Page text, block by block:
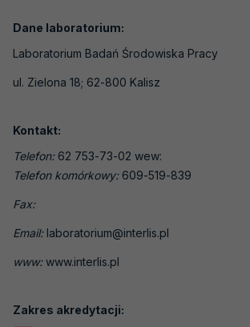
Jednostki certyfikujące wyroby,
usługi
Jednostki inspekcyjne
Laboratoria - badania pH gleby
Akredytacje nieaktywne
Akredytacja krok po kroku
Dane laboratorium:
Laboratorium Badań Środowiska Pracy
ul. Zielona 18; 62-800 Kalisz
Kontakt:
Telefon:62 753-73-02 wew:
Telefon komórkowy:609-519-839
Fax:
Email:laboratorium@interlis.pl
www:www.interlis.pl
Zakres akredytacji: